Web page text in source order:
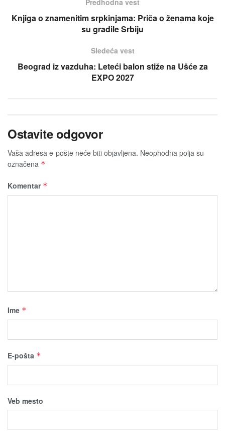
Knjiga o znamenitim srpkinjama: Priča o ženama koje
su gradile Srbiju
Sledeća vest
Beograd iz vazduha: Leteći balon stiže na Ušće za
EXPO 2027
Ostavite odgovor
Vaša adresa e-pošte neće biti obјavljena. Neophodna polja su
označena *
Komentar *
Ime *
E-pošta *
Veb mesto